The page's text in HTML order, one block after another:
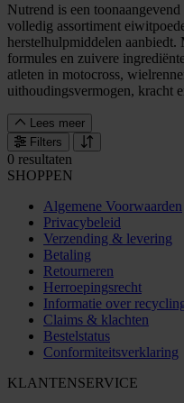
Nutrend is een
volledig assortiment
herstelhulpmiddelen
formules en zuivere
atleten in motocross,
uithoudingsvermogen, kracht
Lees meer
Filters
0 resultaten
SHOPPEN
Algemene Voorwaarden
Privacybeleid
Verzending & levering
Betaling
Retourneren
Herroepingsrecht
Informatie over
Claims & klachten
Bestelstatus
Conformiteitsverklaring
KLANTENSERVICE